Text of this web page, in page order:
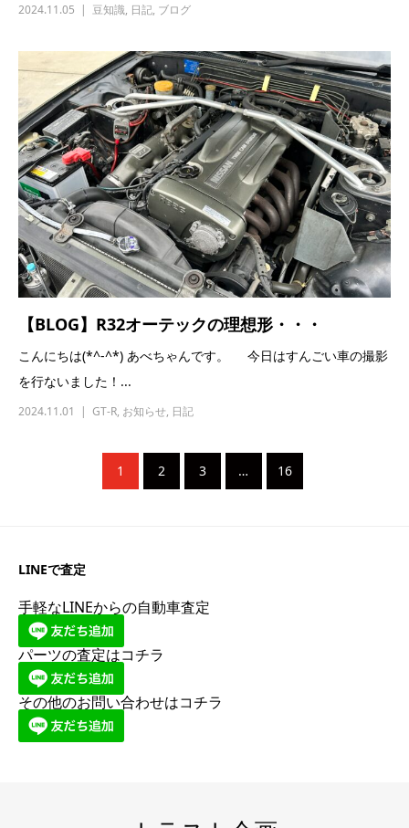
2024.11.05 豆知識, 日記, ブログ
【BLOG】R32オーテックの理想形・・・
こんにちは(*^-^*) あべちゃんです。 今日はすんごい車の撮影
を行ないました！...
2024.11.01 GT-R, お知らせ, 日記
1 2 3 … 16
LINEで査定
手軽なLINEからの自動車査定
パーツの査定はコチラ
その他のお問い合わせはコチラ